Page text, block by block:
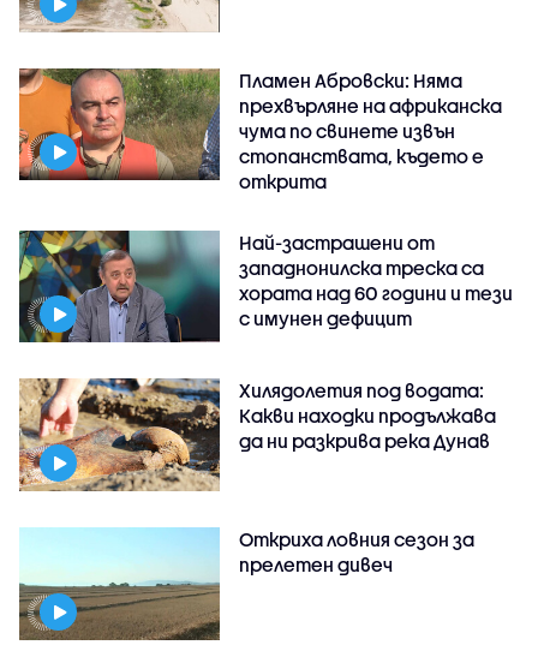
Пламен Абровски: Няма
прехвърляне на африканска
чума по свинете извън
стопанствата, където е
открита
Най-застрашени от
западнонилска треска са
хората над 60 години и тези
с имунен дефицит
Хилядолетия под водата:
Какви находки продължава
да ни разкрива река Дунав
Откриха ловния сезон за
прелетен дивеч